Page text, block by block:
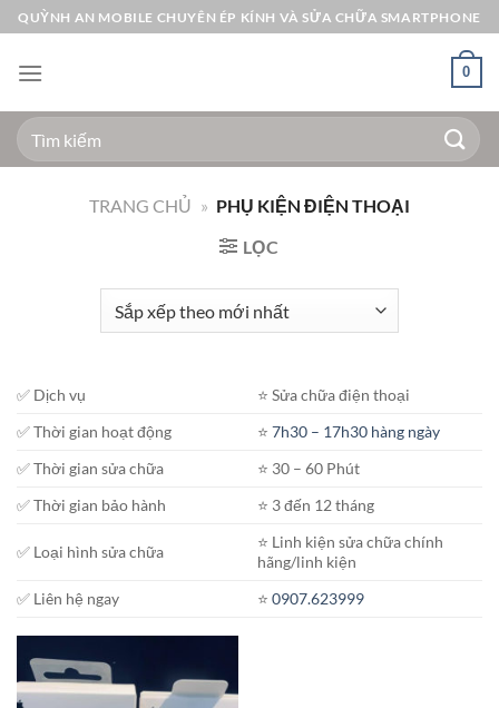
Bỏ
qua
nội
QUỲNH AN MOBILE CHUYÊN ÉP KÍNH VÀ SỬA CHỮA SMARTPHONE
0
Tìm
kiếm:
TRANG CHỦ » PHỤ KIỆN ĐIỆN THOẠI
LỌC
✅ Dịch vụ
⭐️ Sửa chữa điện thoại
✅ Thời gian hoạt động
⭐️7h30 – 17h30 hàng ngày
✅ Thời gian sửa chữa
⭐️ 30 – 60 Phút
✅ Thời gian bảo hành
⭐️ 3 đến 12 tháng
✅ Loại hình sửa chữa
⭐️ Linh kiện sửa chữa chính
hãng/linh kiện
✅ Liên hệ ngay
⭐️0907.623999